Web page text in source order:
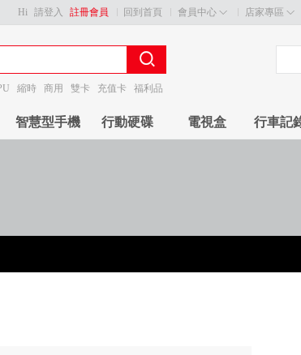
回到首頁 會員中心 店家專區
Hi 請登入 註冊會員
縮時 商用 雙卡 充值卡 福利品
智慧型手機 行動硬碟 電視盒 行車記